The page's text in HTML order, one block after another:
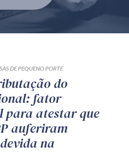
e serviços
por Escrito
Zênite
Online
DE PEQUENO PORTE
do
fator
para atestar que
auferiram
na